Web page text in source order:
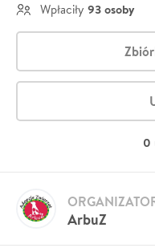
Wpłaciły 93 osoby
0
ArbuZ